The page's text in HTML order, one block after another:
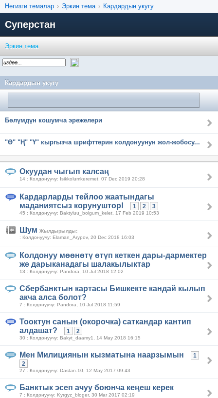
Негизги темалар › Эркин тема › Кардардын укугу
Суперстан
Эркин тема
Кардардын укугу
Бөлүмдүн кошумча эрежелери
"Ө" "Ң" "Ү" кыргызча шрифттерин колдонуунун жол-жобосу...
Окуудан чыгып калсаң
14 : Колдонуучу: Isikkolumkeremet, 07 Dec 2019 20:28
Кардарларды тейлоо жаатындагы
маданиятсыз корунуштор!
1 2 3
45 : Колдонуучу: Baktyluu_bolgum_kelet, 17 Feb 2019 10:53
Шум Жылдырылды:
: Колдонуучу: Elaman_Arypov, 20 Dec 2018 16:03
Колдонуу мөөнөтү өтүп кеткен дары-дармектер
же дарыканадагы шалакылыктар
13 : Колдонуучу: Pandora, 10 Jul 2018 12:02
Сбербанктын картасы Бишкекте кандай кылып
акча алса болот?
7 : Колдонуучу: Pandora, 10 Jul 2018 11:59
Тооктун санын (окорочка) саткандар кантип
алдашат?
1 2
30 : Колдонуучу: Bakyt_daamy1, 14 May 2018 16:15
Мен Милициянын кызматына наарзымын
1
2
27 : Колдонуучу: Dastan.10, 12 May 2017 09:43
Банктык эсеп ачуу боюнча кеңеш керек
7 : Колдонуучу: Kyrgyz_bloger, 30 Mar 2017 02:19